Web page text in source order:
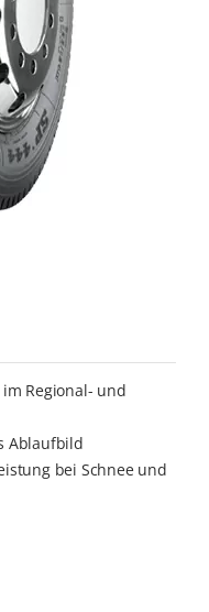
Regional- und
Ablaufbild
bei Schnee und